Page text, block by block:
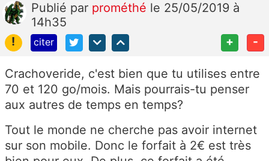
Publié par prométhé le 25/05/2019 à
14h35
!
citer + -
Crachoveride, c'est bien que tu utilises entre
70 et 120 go/mois. Mais pourrais-tu penser
aux autres de temps en temps?
Tout le monde ne cherche pas avoir internet
sur son mobile. Donc le forfait à 2€ est très